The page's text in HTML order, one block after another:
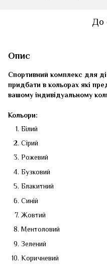
До
Опис
Спортивний комплекс для
придбати в кольорах які
вашому індивідуальному
Кольори:
Білий
Сірий
Рожевий
Бузковий
Блакитний
Синій
Жовтий
Ментоловий
Зелений
Коричневий